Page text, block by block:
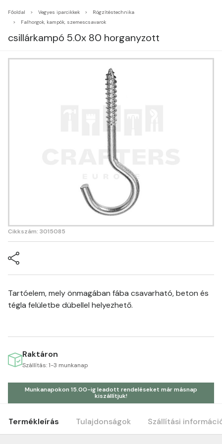
Főoldal Vegyes iparcikkek
Rögzítéstechnika
Falhorgok, kampók, szemescsavarok
csillárkampó 5.0x 80 horganyzott
Cikkszám: 3015085
Tartóelem, mely önmagában fába csavarható, beton és
tégla felületbe dübellel helyezhető.
Raktáron
Szállítás: 1-3 munkanap
Munkanapokon 15.00-ig leadott rendeléseket már másnap
kiszállítjuk!
Termékleírás Tulajdonságok Szállítási